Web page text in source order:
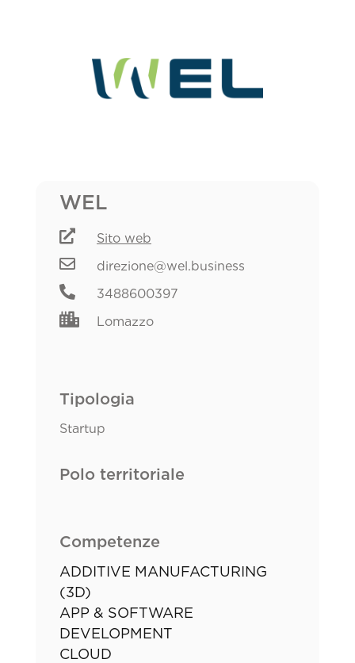
WEL
 Sito web
 direzione@wel.business
 3488600397
 Lomazzo
Tipologia
Startup
Polo territoriale
Competenze
ADDITIVE MANUFACTURING
(3D)
APP & SOFTWARE
DEVELOPMENT
CLOUD